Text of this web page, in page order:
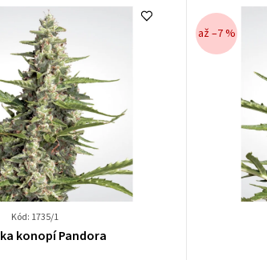
Kód: 1735/1
Průměrné
konopí Pandora
až –7 %